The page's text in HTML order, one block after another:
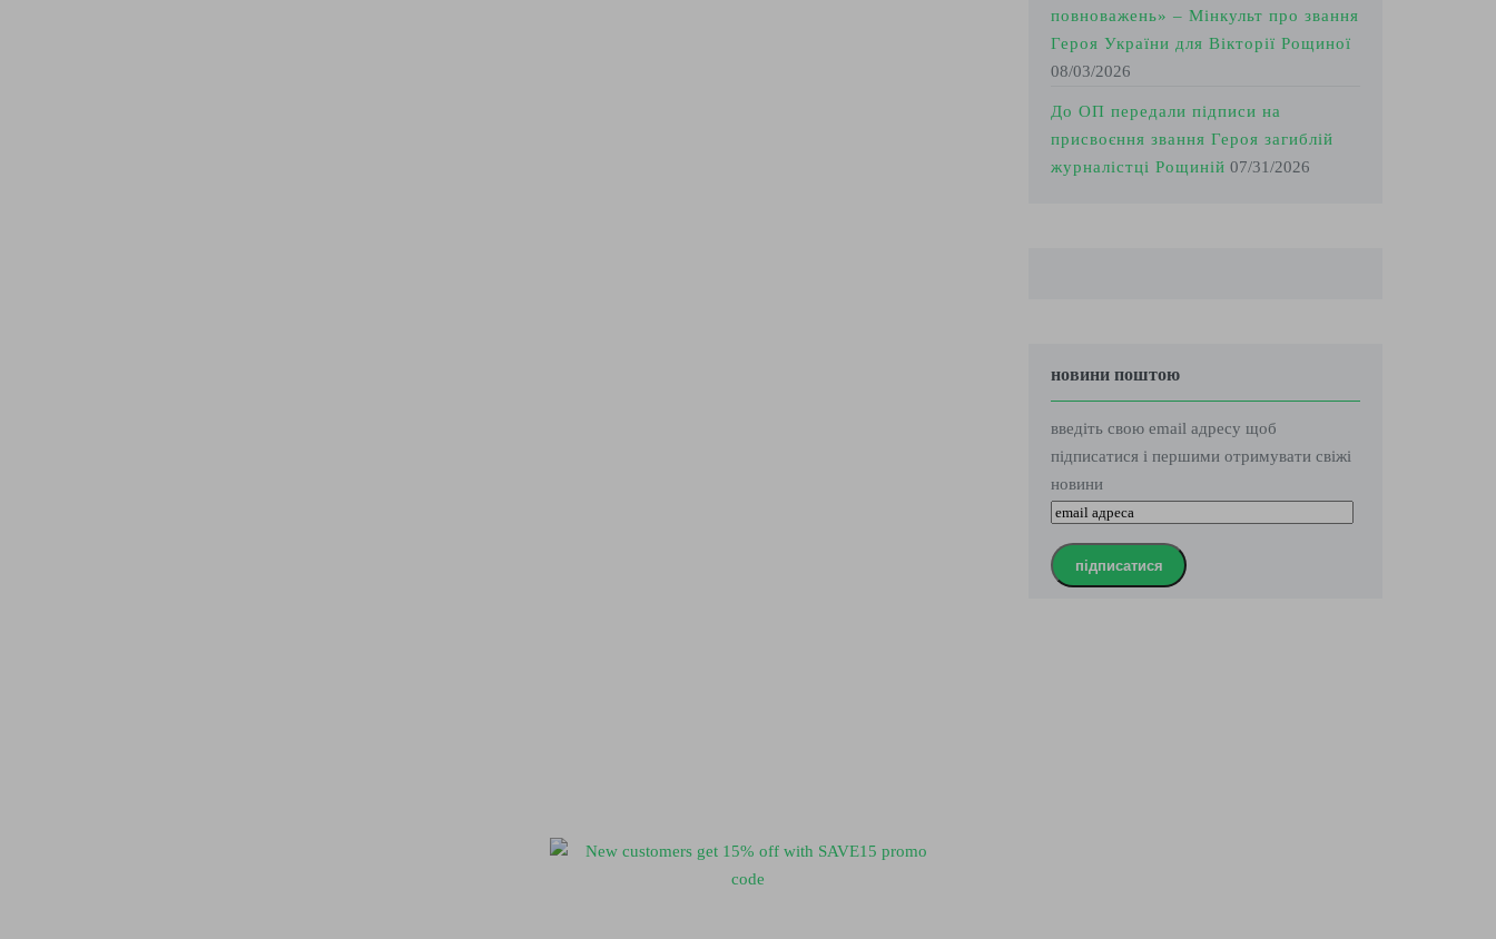
повноважень» – Мінкульт про звання
Героя України для Вікторії Рощиної
08/03/2026
До ОП передали підписи на
присвоєння звання Героя загиблій
журналістці Рощиній 07/31/2026
новини поштою
введіть свою email адресу щоб
підписатися і першими отримувати свіжі
новини
підписатися